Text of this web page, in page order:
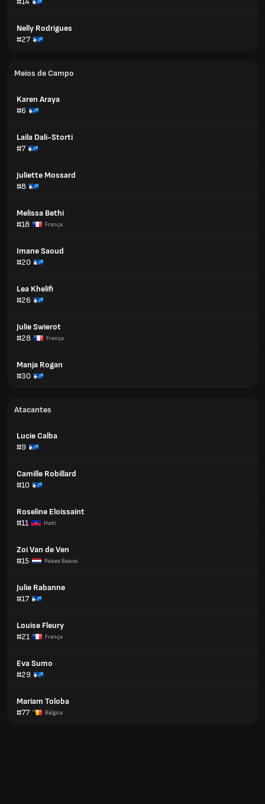
Nelly Rodrigues
#27
Meios de Campo
Karen Araya
#6
Laila Dali-Storti
#7
Juliette Mossard
#8
Melissa Bethi
#18
França
Imane Saoud
#20
Lea Khelifi
#26
Julie Swierot
#28
França
Manja Rogan
#30
Atacantes
Lucie Calba
#9
Camille Robillard
#10
Roseline Eloissaint
#11
Haiti
Zoi Van de Ven
#15
Países Baixos
Julie Rabanne
#17
Louise Fleury
#21
França
Eva Sumo
#29
Mariam Toloba
#77
Bélgica